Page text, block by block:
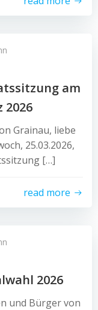
am
2026
Grainau, liebe
25.03.2026,
[…]
read more
2026
und Bürger von